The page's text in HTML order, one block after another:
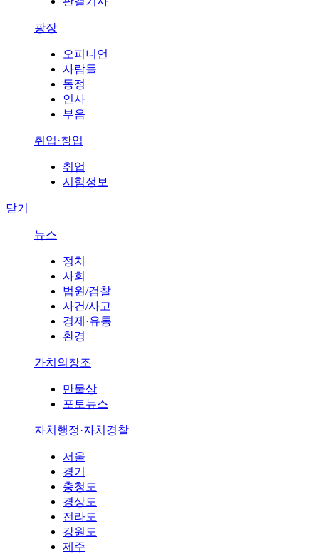
광장
오피니언
사람들
동정
인사
부음
취업·창업
취업
시험정보
닫기
뉴스
정치
사회
법원/검찰
사건/사고
경제·유통
환경
가치의창조
만물상
포토뉴스
자치행정·자치경찰
서울
경기
충청도
경상도
전라도
강원도
제주